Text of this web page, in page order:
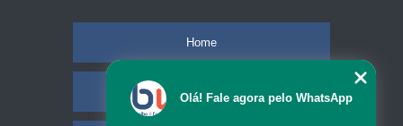
Home
Empresa
Olá! Fale agora pelo WhatsApp